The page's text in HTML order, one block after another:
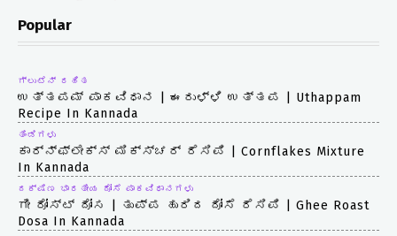
Popular
ಗ್ಲುಟೆನ್ ರಹಿತ
ಉತ್ತಪಮ್ ಪಾಕವಿಧಾನ | ಈರುಳ್ಳಿ ಉತ್ತಪ | Uthappam
Recipe In Kannada
ತಿಂಡಿಗಳು
ಕಾರ್ನ್‌ಫ್ಲೇಕ್ಸ್ ಮಿಕ್ಸ್ಚರ್ ರೆಸಿಪಿ | Cornflakes Mixture
In Kannada
ದಕ್ಷಿಣ ಭಾರತೀಯ ದೋಸೆ ಪಾಕವಿಧಾನಗಳು
ಗೀ ರೋಸ್ಟ್ ದೋಸ | ತುಪ್ಪ ಹುರಿದ ದೋಸೆ ರೆಸಿಪಿ | Ghee Roast
Dosa In Kannada